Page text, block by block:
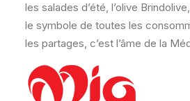
les salades d’été, l’olive
le symbole de toutes les
les partages, c’est l’âme de la